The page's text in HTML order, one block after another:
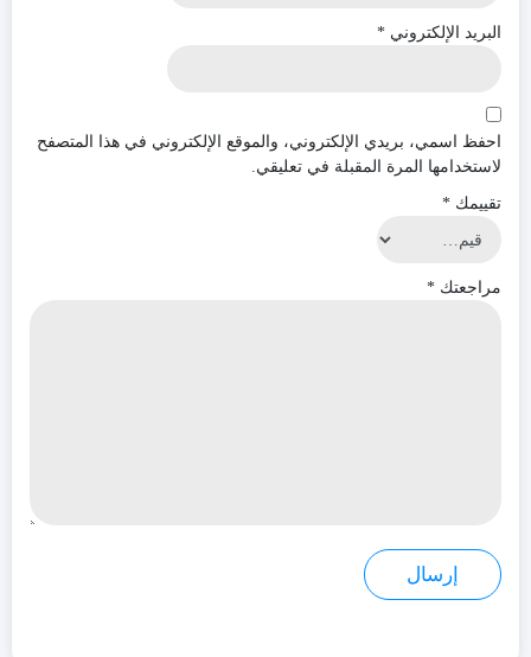
البريد الإلكتروني *
احفظ اسمي، بريدي الإلكتروني، والموقع الإلكتروني في هذا المتصفح
لاستخدامها المرة المقبلة في تعليقي.
تقييمك *
مراجعتك *